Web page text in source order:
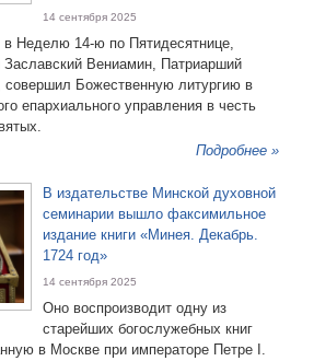
14 сентября 2025
в Неделю 14-ю по Пятидесятнице,
Вениамин, Патриарший
совершил Божественную литургию в
епархиального управления в честь
Подробнее »
В издательстве Минской духовной
семинарии вышло факсимильное
издание книги «Минея. Декабрь.
1724 год»
14 сентября 2025
Оно воспроизводит одну из
старейших богослужебных книг
в Москве при императоре Петре I.